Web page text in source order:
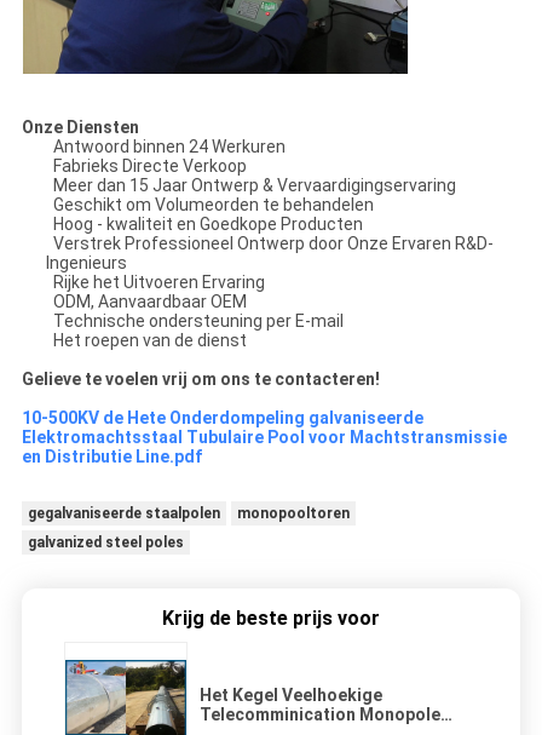
Onze Diensten
Antwoord binnen 24 Werkuren
Fabrieks Directe Verkoop
Meer dan 15 Jaar Ontwerp & Vervaardigingservaring
Geschikt om Volumeorden te behandelen
Hoog - kwaliteit en Goedkope Producten
Verstrek Professioneel Ontwerp door Onze Ervaren R&D-
Ingenieurs
Rijke het Uitvoeren Ervaring
ODM, Aanvaardbaar OEM
Technische ondersteuning per E-mail
Het roepen van de dienst
Gelieve te voelen vrij om ons te contacteren!
10-500KV de Hete Onderdompeling galvaniseerde
Elektromachtsstaal Tubulaire Pool voor Machtstransmissie
en Distributie Line.pdf
gegalvaniseerde staalpolen
monopooltoren
galvanized steel poles
Krijg de beste prijs voor
Het Kegel Veelhoekige
Telecomminication Monopole